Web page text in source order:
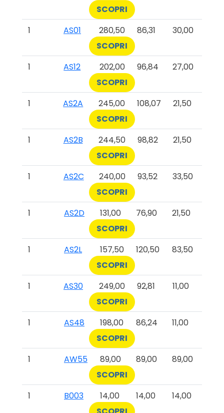
SCOPRI
1
AS01 280,50 86,31
30,00
SCOPRI
1
AS12 202,00 96,84
27,00
SCOPRI
1
AS2A 245,00 108,07
21,50
SCOPRI
1
AS2B 244,50 98,82
21,50
SCOPRI
1
AS2C 240,00 93,52
33,50
SCOPRI
1
AS2D 131,00 76,90
21,50
SCOPRI
1
AS2L 157,50 120,50
83,50
SCOPRI
1
AS30 249,00 92,81
11,00
SCOPRI
1
AS48 198,00 86,24
11,00
SCOPRI
1
AW55 89,00 89,00
89,00
SCOPRI
1
B003 14,00 14,00
14,00